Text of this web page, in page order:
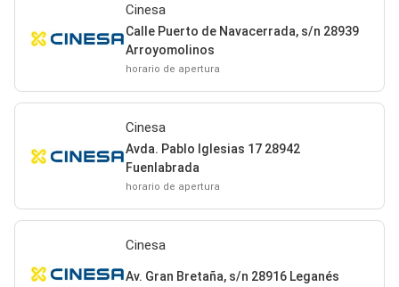
Cinesa
Calle Puerto de Navacerrada, s/n 28939
Arroyomolinos
horario de apertura
Cinesa
Avda. Pablo Iglesias 17 28942
Fuenlabrada
horario de apertura
Cinesa
Av. Gran Bretaña, s/n 28916 Leganés